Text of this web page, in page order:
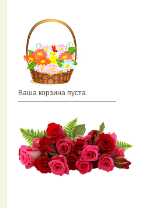
Ваша корзина пуста.